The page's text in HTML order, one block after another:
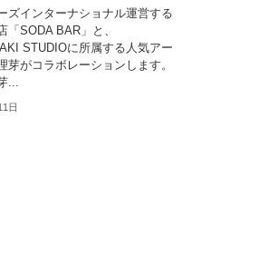
ズインターナショナル運営する
「SODA BAR」と、
STUDIOに所属する人気アー
芽がコラボレーションします。
...
日